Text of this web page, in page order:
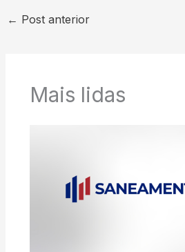
← Post anterior
Mais lidas